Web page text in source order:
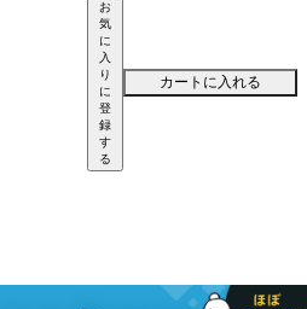
お
気
に
入
り
に
登
録
す
る
カートに入れる